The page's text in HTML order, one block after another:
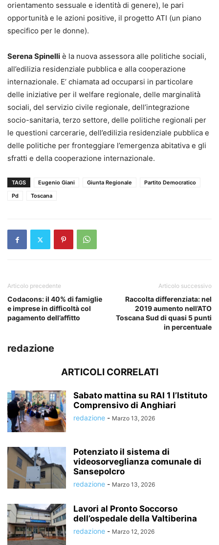
orientamento sessuale e identità di genere), le pari
opportunità e le azioni positive, il progetto ATI (un piano
specifico per le donne).
Serena Spinelli è la nuova assessora alle politiche sociali,
all’edilizia residenziale pubblica e alla cooperazione
internazionale. E’ chiamata ad occuparsi in particolare
delle iniziative per il welfare regionale, delle marginalità
sociali, del servizio civile regionale, dell’integrazione
socio-sanitaria, terzo settore, delle politiche regionali per
le questioni carcerarie, dell’edilizia residenziale pubblica e
delle politiche per fronteggiare l’emergenza abitativa e gli
sfratti e della cooperazione internazionale.
TAGS Eugenio Giani Giunta Regionale
Partito Democratico
Pd
Toscana
Articolo precedente
Codacons: il 40% di famiglie
e imprese in difficoltà col
pagamento dell’affitto
Articolo successivo
Raccolta differenziata: nel
2019 aumento nell’ATO
Toscana Sud di quasi 5 punti
in percentuale
redazione
ARTICOLI CORRELATI
Sabato mattina su RAI 1 l’Istituto
Comprensivo di Anghiari
redazione - Marzo 13, 2026
Potenziato il sistema di
videosorveglianza comunale di
Sansepolcro
redazione - Marzo 13, 2026
Lavori al Pronto Soccorso
dell’ospedale della Valtiberina
redazione - Marzo 12, 2026